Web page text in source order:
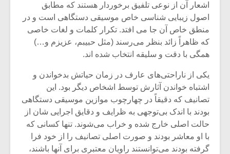
اشعار آن از نوعی تلفیق برخوردار هستند که مطابق
اصول زیبایی شناسی خاص موسیقی دستگاهی است و در
منطق خاص آن جا می افتد. تکرار کلمات و لغات خاصی
که ظاهراً زائد بنظر می‌رسند (مثل حبیبم، عزیزم و…)
همگی با دقت و سلیقه انتخاب شده اند.
یکی از ناراحتی‌های عارف در زمان حیاتش بدخواندن و
اشتباه خواندن آثارش توسط اشخاص دیگر بود. این
تصانیف که دقیقاً در چهارچوب موازین موسیقی دستگاهی
بودند با اندک بی‌توجهی به ظرایف و دقایق اجرایی شان از
حالت اصلی خارج شده و خراب می‌شوند. تنها کسانی که
با او معاشر بودند و صورت اصلی تصانیف را از خود فرا
گرفته بودند می‌توانستند راویان معتبری برای آنها باشند،
میکلوش روژا موریس ژار